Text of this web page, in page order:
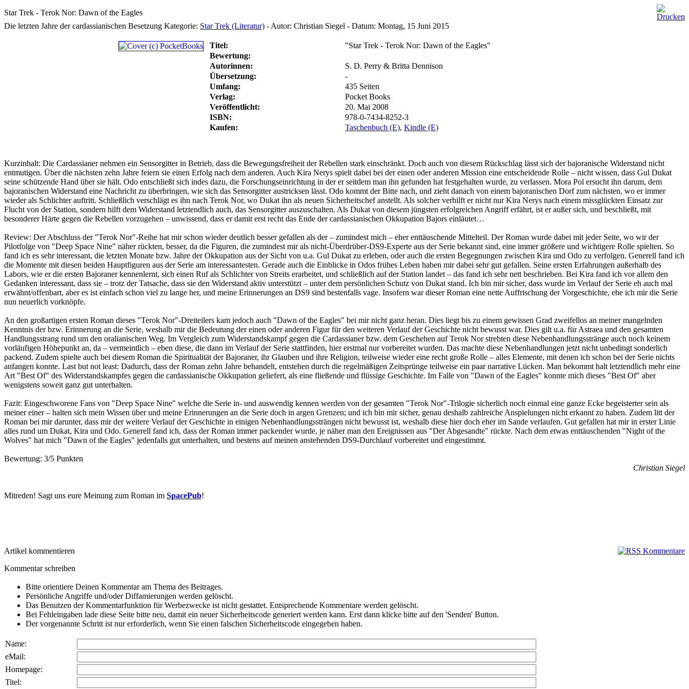
Star Trek - Terok Nor: Dawn of the Eagles
Die letzten Jahre der cardassianischen Besetzung Kategorie: Star Trek (Literatur) - Autor: Christian Siegel - Datum: Montag, 15 Juni 2015
Titel:
"Star Trek - Terok Nor: Dawn of the Eagles"
Bewertung:
Autorinnen:
S. D. Perry & Britta Dennison
Übersetzung:
-
Umfang:
435 Seiten
Verlag:
Pocket Books
Veröffentlicht:
20. Mai 2008
ISBN:
978-0-7434-8252-3
Kaufen:
Taschenbuch (E), Kindle (E)
Kurzinhalt: Die Cardassianer nehmen ein Sensorgitter in Betrieb, dass die Bewegungsfreiheit der Rebellen stark einschränkt. Doch auch von diesem Rückschlag lässt sich der bajoranische Widerstand nicht
entmutigen. Über die nächsten zehn Jahre feiern sie einen Erfolg nach dem anderen. Auch Kira Nerys spielt dabei bei der einen oder anderen Mission eine entscheidende Rolle – nicht wissen, dass Gul Dukat
seine schützende Hand über sie hält. Odo entschließt sich indes dazu, die Forschungseinrichtung in der er seitdem man ihn gefunden hat festgehalten wurde, zu verlassen. Mora Pol ersucht ihn darum, dem
bajoranischen Widerstand eine Nachricht zu überbringen, wie sich das Sensorgitter austricksen lässt. Odo kommt der Bitte nach, und zieht danach von einem bajoranischen Dorf zum nächsten, wo er immer
wieder als Schlichter auftritt. Schließlich verschlägt es ihn nach Terok Nor, wo Dukat ihn als neuen Sicherheitschef anstellt. Als solcher verhilft er nicht nur Kira Nerys nach einem missglückten Einsatz zur
Flucht von der Station, sondern hilft dem Widerstand letztendlich auch, das Sensorgitter auszuschalten. Als Dukat von diesem jüngsten erfolgreichen Angriff erfährt, ist er außer sich, und beschließt, mit
besonderer Härte gegen die Rebellen vorzugehen – unwissend, dass er damit erst recht das Ende der cardassianischen Okkupation Bajors einläutet…
Review: Der Abschluss der "Terok Nor"-Reihe hat mir schon wieder deutlich besser gefallen als der – zumindest mich – eher enttäuschende Mittelteil. Der Roman wurde dabei mit jeder Seite, wo wir der
Pilotfolge von "Deep Space Nine" näher rückten, besser, da die Figuren, die zumindest mir als nicht-Überdrüber-DS9-Experte aus der Serie bekannt sind, eine immer größere und wichtigere Rolle spielten. So
fand ich es sehr interessant, die letzten Monate bzw. Jahre der Okkupation aus der Sicht von u.a. Gul Dukat zu erleben, oder auch die ersten Begegnungen zwischen Kira und Odo zu verfolgen. Generell fand ich
die Momente mit diesen beiden Hauptfiguren aus der Serie am interessantesten. Gerade auch die Einblicke in Odos frühes Leben haben mir dabei sehr gut gefallen. Seine ersten Erfahrungen außerhalb des
Labors, wie er die ersten Bajoraner kennenlernt, sich einen Ruf als Schlichter von Streits erarbeitet, und schließlich auf der Station landet – das fand ich sehr nett beschrieben. Bei Kira fand ich vor allem den
Gedanken interessant, dass sie – trotz der Tatsache, dass sie den Widerstand aktiv unterstützt – unter dem persönlichen Schutz von Dukat stand. Ich bin mir sicher, dass wurde im Verlauf der Serie eh auch mal
erwähnt/offenbart, aber es ist einfach schon viel zu lange her, und meine Erinnerungen an DS9 sind bestenfalls vage. Insofern war dieser Roman eine nette Auffrischung der Vorgeschichte, ehe ich mir die Serie
nun neuerlich vorknöpfe.
An den großartigen ersten Roman dieses "Terok Nor"-Dreiteilers kam jedoch auch "Dawn of the Eagles" bei mir nicht ganz heran. Dies liegt bis zu einem gewissen Grad zweifellos an meiner mangelnden
Kenntnis der bzw. Erinnerung an die Serie, weshalb mir die Bedeutung der einen oder anderen Figur für den weiteren Verlauf der Geschichte nicht bewusst war. Dies gilt u.a. für Astraea und den gesamten
Handlungsstrang rund um den oralianischen Weg. Im Vergleich zum Widerstandskampf gegen die Cardassianer bzw. dem Geschehen auf Terok Nor strebten diese Nebenhandlungsstränge auch noch keinem
vorläufigen Höhepunkt an, da – vermeintlich – eben diese, die dann im Verlauf der Serie stattfinden, hier erstmal nur vorbereitet wurden. Das machte diese Nebenhandlungen jetzt nicht unbedingt sonderlich
packend. Zudem spielte auch bei diesem Roman die Spiritualität der Bajoraner, ihr Glauben und ihre Religion, teilweise wieder eine recht große Rolle – alles Elemente, mit denen ich schon bei der Serie nichts
anfangen konnte. Last but not least: Dadurch, dass der Roman zehn Jahre behandelt, entstehen durch die regelmäßigen Zeitsprünge teilweise ein paar narrative Lücken. Man bekommt halt letztendlich mehr eine
Art "Best Of" des Widerstandskampfes gegen die cardassianische Okkupation geliefert, als eine fließende und flüssige Geschichte. Im Falle von "Dawn of the Eagles" konnte mich dieses "Best Of" aber
wenigstens soweit ganz gut unterhalten.
Fazit: Eingeschworene Fans von "Deep Space Nine" welche die Serie in- und auswendig kennen werden von der gesamten "Terok Nor"-Trilogie sicherlich noch einmal eine ganze Ecke begeisterter sein als
meiner einer – halten sich mein Wissen über und meine Erinnerungen an die Serie doch in argen Grenzen; und ich bin mir sicher, genau deshalb zahlreiche Anspielungen nicht erkannt zu haben. Zudem litt der
Roman bei mir darunter, dass mir der weitere Verlauf der Geschichte in einigen Nebenhandlungssträngen nicht bewusst ist, weshalb diese hier doch eher im Sande verlaufen. Gut gefallen hat mir in erster Linie
alles rund um Dukat, Kira und Odo. Generell fand ich, dass der Roman immer packender wurde, je näher man den Ereignissen aus "Der Abgesandte" rückte. Nach dem etwas enttäuschenden "Night of the
Wolves" hat mich "Dawn of the Eagles" jedenfalls gut unterhalten, und bestens auf meinen anstehenden DS9-Durchlauf vorbereitet und eingestimmt.
Bewertung: 3/5 Punkten
Christian Siegel
Mitreden! Sagt uns eure Meinung zum Roman im SpacePub!
Artikel kommentieren
Kommentar schreiben
Bitte orientiere Deinen Kommentar am Thema des Beitrages.
Persönliche Angriffe und/oder Diffamierungen werden gelöscht.
Das Benutzen der Kommentarfunktion für Werbezwecke ist nicht gestattet. Entsprechende Kommentare werden gelöscht.
Bei Fehleingaben lade diese Seite bitte neu, damit ein neuer Sicherheitscode generiert werden kann. Erst dann klicke bitte auf den 'Senden' Button.
Der vorgenannte Schritt ist nur erforderlich, wenn Sie einen falschen Sicherheitscode eingegeben haben.
Name:
eMail:
Homepage:
Titel: